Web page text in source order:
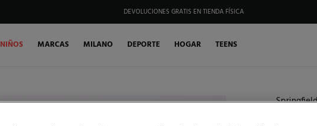
DEVOLUCIONES GRATIS EN TIENDA FÍSICA
NIÑOS MARCAS MILANO DEPORTE HOGAR TEENS